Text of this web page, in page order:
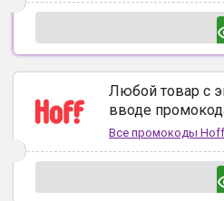
Любой товар с
вводе
Все промокоды Hoff